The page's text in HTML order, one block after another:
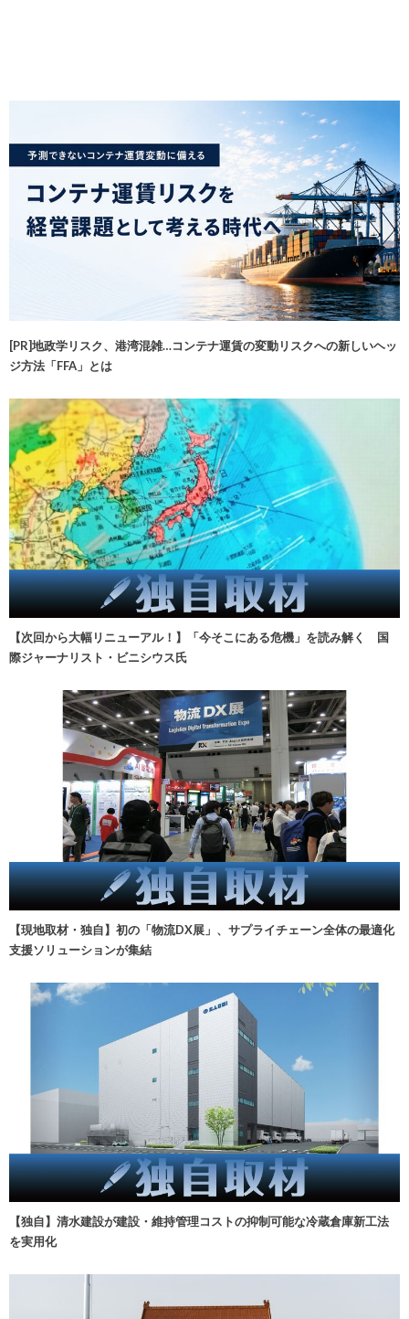
[PR]地政学リスク、港湾混雑…コンテナ運賃の変動リスクへの新しいヘッ
ジ方法「FFA」とは
【次回から大幅リニューアル！】「今そこにある危機」を読み解く 国
際ジャーナリスト・ビニシウス氏
【現地取材・独自】初の「物流DX展」、サプライチェーン全体の最適化
支援ソリューションが集結
【独自】清水建設が建設・維持管理コストの抑制可能な冷蔵倉庫新工法
を実用化